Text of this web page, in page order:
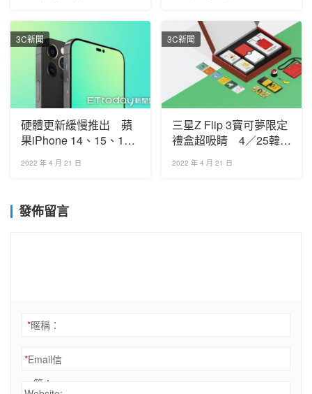
3C新聞
硬體更新緩慢推出 蘋
果iPhone 14、15、16
變革可能有這些
2022 年 4 月 21 日
3C新聞
三星Z Flip 3寶可夢限定
禮盒超吸睛 4／25韓國
官網開賣
2022 年 4 月 21 日
發佈留言
*暱稱：
*Email信
箱：